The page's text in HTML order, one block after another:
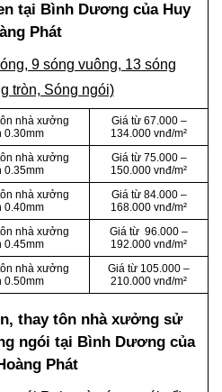
tại Bình Dương của Huy
Phát
9 sóng vuông, 13 sóng
tròn, Sóng ngói)
nhà xưởng
0.30mm
Giá từ 67.000 –
134.000 vnđ/m²
nhà xưởng
0.35mm
Giá từ 75.000 –
150.000 vnđ/m²
nhà xưởng
0.40mm
Giá từ 84.000 –
168.000 vnđ/m²
nhà xưởng
0.45mm
Giá từ 96.000 –
192.000 vnđ/m²
nhà xưởng
0.50mm
Giá từ 105.000 –
210.000 vnđ/m²
thay tôn nhà xưởng sử
ngói tại Bình Dương của
Phát